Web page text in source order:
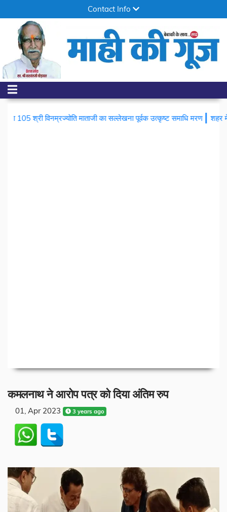
Contact Info
विनम्रज्योति माताजी का सल्लेखना पूर्वक उत्कृष्ट समाधि मरण|शहर में चोरों
कमलनाथ ने आरोप पत्र को दिया अंतिम रुप
01, Apr 2023 3 years ago